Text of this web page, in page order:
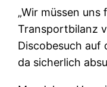
„Wir müssen
Transportbilanz
Discobesuch auf
da sicherlich